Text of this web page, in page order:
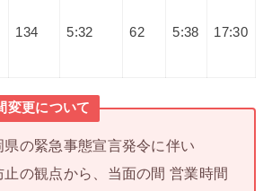
134 5:32 62 5:38 17:30
変更について
県の緊急事態宣言発令に伴い
止の観点から、当面の間 営業時間